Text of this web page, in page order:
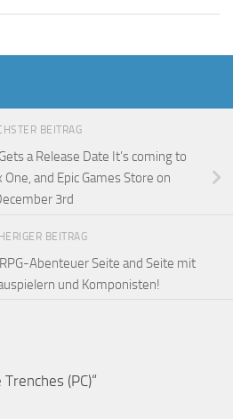
BEITRAG
a Release Date It’s coming to
One, and Epic Games Store on
3rd
BEITRAG
Abenteuer Seite and Seite mit
und Komponisten!
(PC)“